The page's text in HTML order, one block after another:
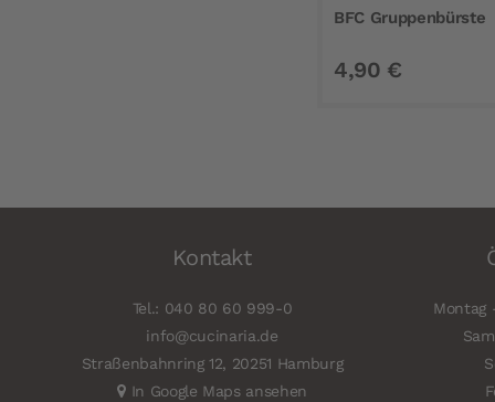
BFC Gruppenbürste
4,90 €
Kontakt
Tel.: 040 80 60 999-0
info@cucinaria.de
Straßenbahnring 12, 20251 Hamburg
In Google Maps ansehen
Montag